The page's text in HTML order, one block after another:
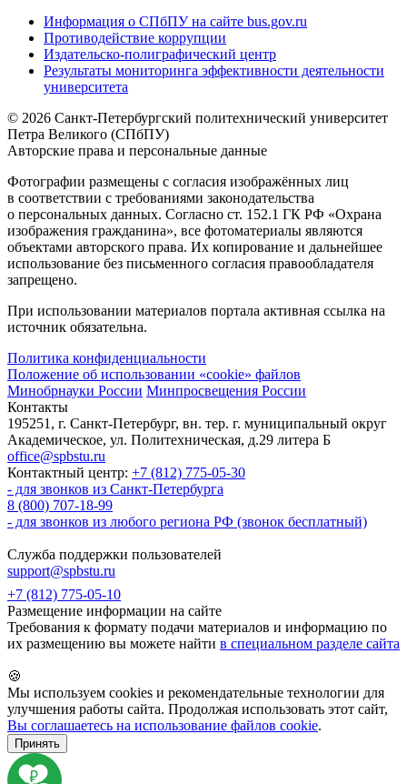
Информация о СПбПУ на сайте bus.gov.ru
Противодействие коррупции
Издательско-полиграфический центр
Результаты мониторинга эффективности деятельности
университета
© 2026 Санкт-Петербургский политехнический университет
Петра Великого (СПбПУ)
Авторские права и персональные данные
Фотографии размещены с согласия изображённых лиц
в соответствии с требованиями законодательства
о персональных данных. Согласно ст. 152.1 ГК РФ «Охрана
изображения гражданина», все фотоматериалы являются
объектами авторского права. Их копирование и дальнейшее
использование без письменного согласия правообладателя
запрещено.
При использовании материалов портала активная ссылка на
источник обязательна.
Политика конфиденциальности
Положение об использовании «cookie» файлов
Минобрнауки России Минпросвещения России
Контакты
195251, г. Санкт-Петербург, вн. тер. г. муниципальный округ
Академическое, ул. Политехническая, д.29 литера Б
office@spbstu.ru
Контактный центр: +7 (812) 775-05-30
- для звонков из Санкт-Петербурга
8 (800) 707-18-99
- для звонков из любого региона РФ (звонок бесплатный)
Служба поддержки пользователей
support@spbstu.ru
+7 (812) 775-05-10
Размещение информации на сайте
Требования к формату подачи материалов и информацию по
их размещению вы можете найти в специальном разделе сайта
🍪
Мы используем cookies и рекомендательные технологии для
улучшения работы сайта. Продолжая использовать этот сайт,
Вы соглашаетесь на использование файлов cookie.
Принять